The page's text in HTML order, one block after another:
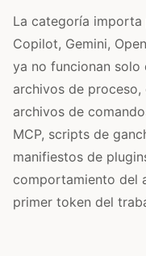
La categoría importa
Copilot, Gemini,
ya no funcionan solo
archivos de
archivos de
MCP, scripts de
manifiestos de
comportamiento del
primer token del